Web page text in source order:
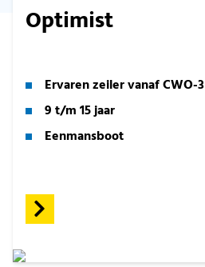
Optimist
Ervaren zeiler vanaf CWO-3
9 t/m 15 jaar
Eenmansboot